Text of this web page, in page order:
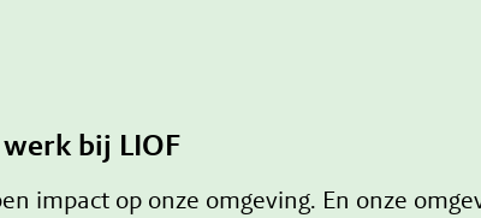
bij LIOF
impact op onze omgeving. En onze